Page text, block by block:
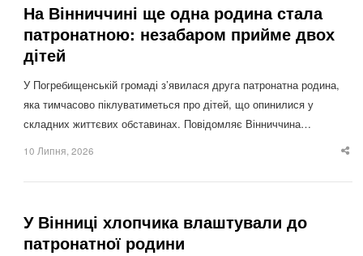
На Вінниччині ще одна родина стала
патронатною: незабаром прийме двох
дітей
У Погребищенській громаді з’явилася друга патронатна родина,
яка тимчасово піклуватиметься про дітей, що опинилися у
складних життєвих обставинах. Повідомляє Вінниччина…
10 Липня, 2026
У Вінниці хлопчика влаштували до
патронатної родини